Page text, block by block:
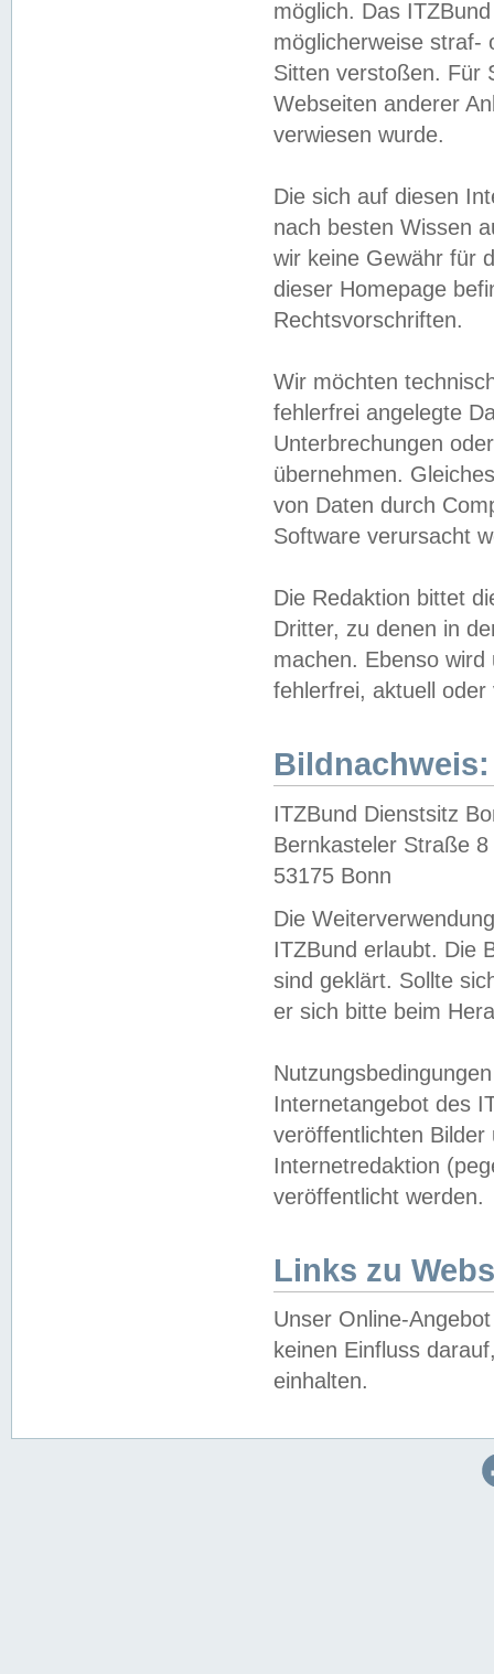
möglich. Das
möglicherweise straf-
Sitten verstoßen. Für
Webseiten anderer
verwiesen wurde.
Die sich auf diesen
nach besten Wissen
wir keine Gewähr für
dieser Homepage
Rechtsvorschriften.
Wir möchten
fehlerfrei angelegte
Unterbrechungen
übernehmen.
von Daten durch
Software verursacht
Die Redaktion bittet
Dritter, zu denen in
machen. Ebenso
fehlerfrei, aktuell oder
Bildnachweis:
ITZBund Dienstsitz
Bernkasteler Straße 8
53175 Bonn
Die
ITZBund erlaubt. Die
sind geklärt. Sollte
er sich bitte beim
Internetangebot des
veröffentlichten
Internetredaktion
veröffentlicht werden.
Links zu
Unser Online-
keinen Einfluss
einhalten.